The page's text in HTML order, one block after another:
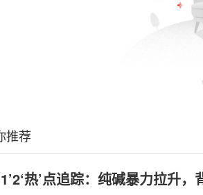
推荐
热’点追踪：纯碱暴力拉升